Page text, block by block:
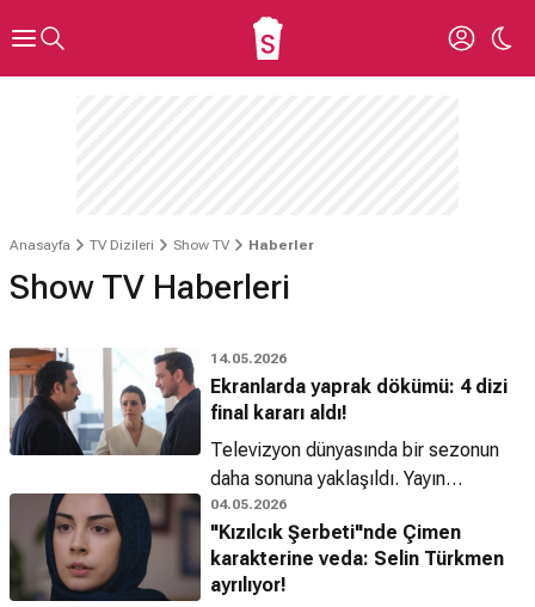
Anasayfa TV Dizileri Show TV Haberler
Show TV Haberleri
14.05.2026
Ekranlarda yaprak dökümü: 4 dizi
final kararı aldı!
Televizyon dünyasında bir sezonun
daha sonuna yaklaşıldı. Yayın
akışlarında yer alan yapımların
performansları değerlendirildi ve
kanallar gelecek sezon planlamalarını
netleştirdi. Bu kapsamda, bazı sevilen
04.05.2026
"Kızılcık Şerbeti"nde Çimen
karakterine veda: Selin Türkmen
ayrılıyor!